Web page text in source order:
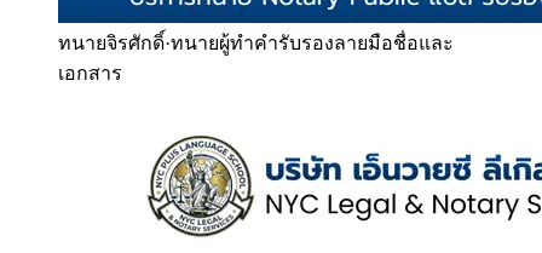
ทนายจิรศักดิ์·ทนายผู้ทำคำรับรองลายมือชื่อและ
เอกสาร